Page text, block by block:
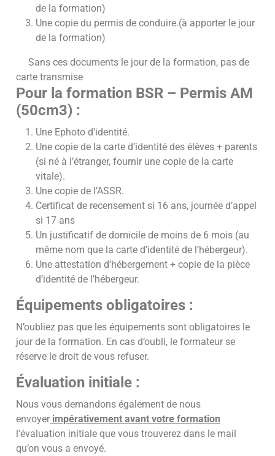
de la formation)
Une copie du permis de conduire.(à apporter le jour
de la formation)
Sans ces documents le jour de la formation, pas de
carte transmise
Pour la formation BSR – Permis AM
(50cm3) :
Une Ephoto d’identité.
Une copie de la carte d’identité des élèves + parents
(si né à l’étranger, fournir une copie de la carte
vitale).
Une copie de l’ASSR.
Certificat de recensement si 16 ans, journée d’appel
si 17 ans
Un justificatif de domicile de moins de 6 mois (au
même nom que la carte d’identité de l’hébergeur).
Une attestation d’hébergement + copie de la pièce
d’identité de l’hébergeur.
Équipements obligatoires :
N’oubliez pas que les équipements sont obligatoires le
jour de la formation. En cas d’oubli, le formateur se
réserve le droit de vous refuser.
Évaluation initiale :
Nous vous demandons également de nous
envoyer impérativement avant votre formation
l’évaluation initiale que vous trouverez dans le mail
qu’on vous a envoyé.